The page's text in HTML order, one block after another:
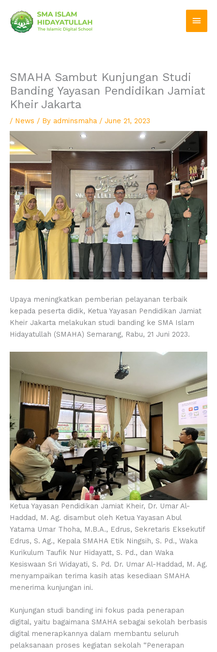
content
Main
SMAHA Sambut Kunjungan Studi
Banding Yayasan Pendidikan Jamiat
Kheir Jakarta
/ News / By adminsmaha / June 21, 2023
Upaya meningkatkan pemberian pelayanan terbaik
kepada peserta didik, Ketua Yayasan Pendidikan Jamiat
Kheir Jakarta melakukan studi banding ke SMA Islam
Hidayatullah (SMAHA) Semarang, Rabu, 21 Juni 2023.
Ketua Yayasan Pendidikan Jamiat Kheir, Dr. Umar Al-
Haddad, M. Ag. disambut oleh Ketua Yayasan Abul
Yatama Umar Thoha, M.B.A., Edrus, Sekretaris Eksekutif
Edrus, S. Ag., Kepala SMAHA Etik Ningsih, S. Pd., Waka
Kurikulum Taufik Nur Hidayatt, S. Pd., dan Waka
Kesiswaan Sri Widayati, S. Pd. Dr. Umar Al-Haddad, M. Ag.
menyampaikan terima kasih atas kesediaan SMAHA
menerima kunjungan ini.
Kunjungan studi banding ini fokus pada penerapan
digital, yaitu bagaimana SMAHA sebagai sekolah berbasis
digital menerapkannya dalam membantu seluruh
pelaksanaan proses kegiatan sekolah “Penerapan